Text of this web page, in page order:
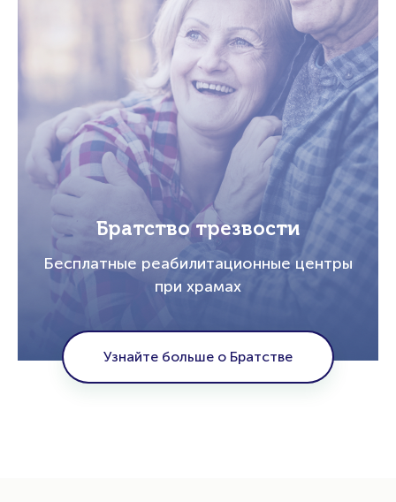
Братство трезвости
Бесплатные реабилитационные центры
при храмах
Узнайте больше о Братстве